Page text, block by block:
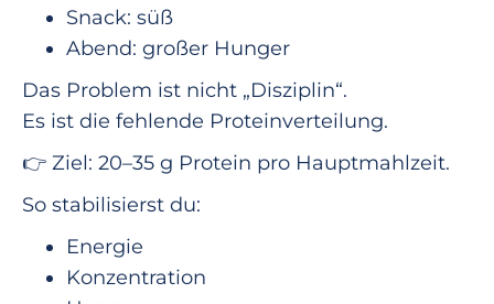
Snack: süß
Abend: großer Hunger
Das Problem ist nicht „Disziplin“.
Es ist die fehlende Proteinverteilung.
👉 Ziel: 20–35 g Protein pro Hauptmahlzeit.
So stabilisierst du:
Energie
Konzentration